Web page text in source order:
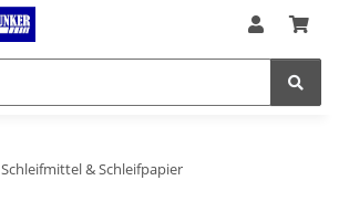
Schleifmittel & Schleifpapier